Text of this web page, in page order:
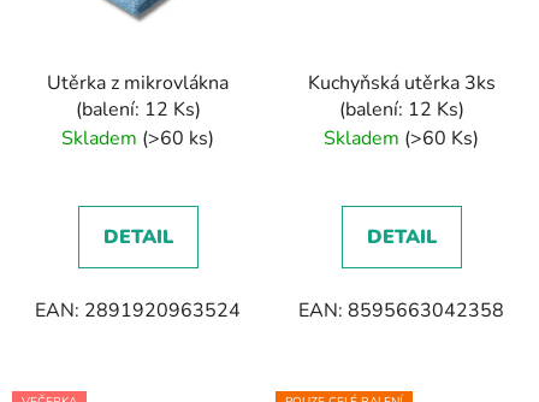
Utěrka z mikrovlákna
(balení: 12 Ks)
Skladem (>60 ks)
DETAIL
EAN: 2891920963524
Kuchyňská utěrka 3ks
(balení: 12 Ks)
Skladem (>60 Ks)
DETAIL
EAN: 8595663042358